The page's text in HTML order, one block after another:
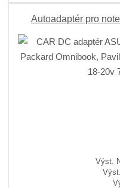
Autoadaptér pro
Výst.